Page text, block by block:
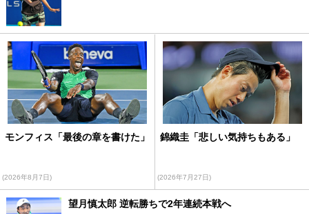
モンフィス「最後の章を書けた」
(2026年8月7日)
錦織圭「悲しい気持ちもある」
(2026年7月27日)
望月慎太郎 逆転勝ちで2年連続本戦へ